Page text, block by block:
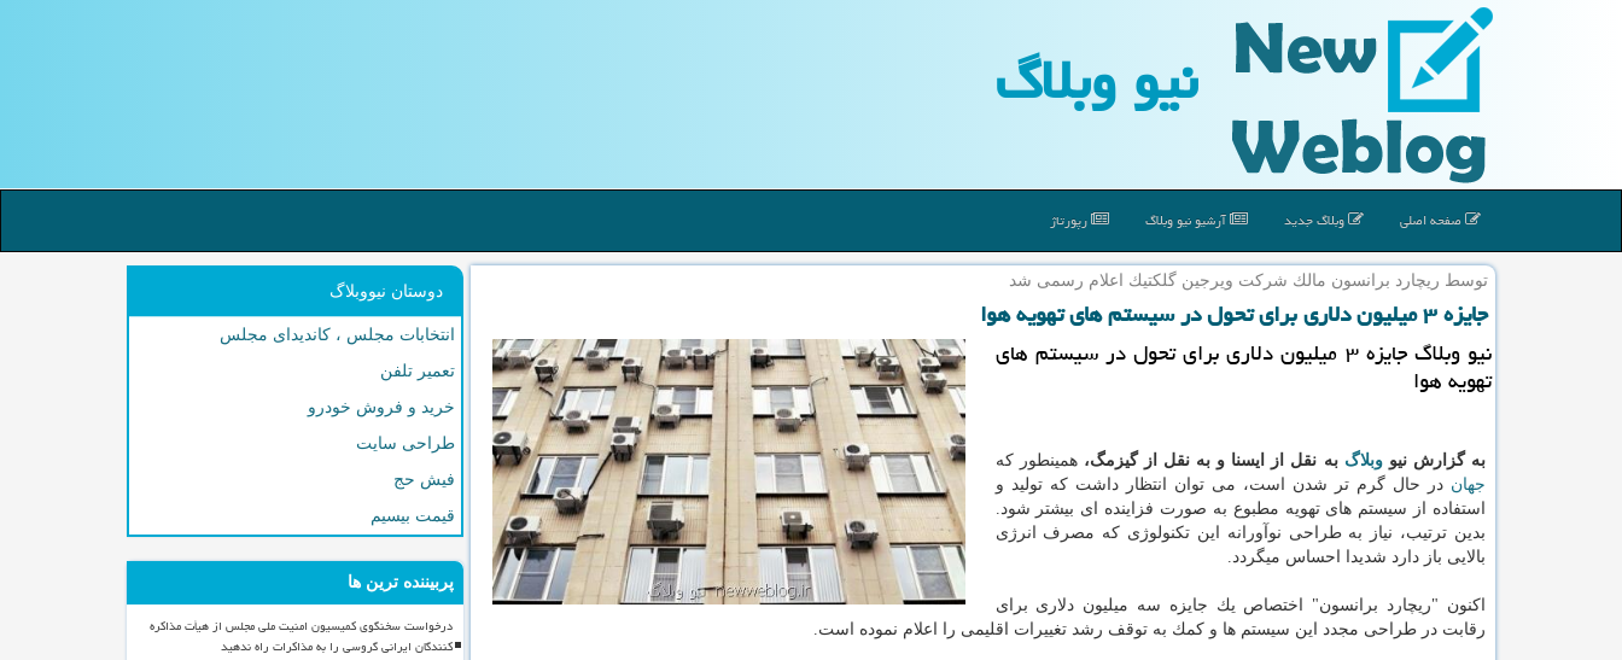
نیو وبلاگ
صفحه اصلی وبلاگ جدید آرشیو نیو وبلاگ رپورتاژ
توسط ریچارد برانسون مالك شركت ویرجین گلكتیك اعلام رسمی شد
جایزه ۳ میلیون دلاری برای تحول در سیستم های تهویه هوا
نیو وبلاگ جایزه ۳ میلیون دلاری برای تحول در سیستم های
تهویه هوا
به گزارش نیووبلاگ به نقل از ایسنا و به نقل از گیزمگ،همینطور كه
جهان در حال گرم تر شدن است، می توان انتظار داشت كه تولید و
استفاده از سیستم های تهویه مطبوع به صورت فزاینده ای بیشتر شود.
بدین ترتیب، نیاز به طراحی نوآورانه این تكنولوژی كه مصرف انرژی
بالایی باز دارد شدیدا احساس میگردد.
اكنون "ریچارد برانسون" اختصاص یك جایزه سه میلیون دلاری برای
رقابت در طراحی مجدد این سیستم ها و كمك به توقف رشد تغییرات اقلیمی را اعلام نموده است.
دوستان نیووبلاگ
انتخابات مجلس ، کاندیدای مجلس
تعمیر تلفن
خرید و فروش خودرو
طراحی سایت
فیش حج
قیمت بیسیم
پربیننده ترین ها
درخواست سخنگوی کمیسیون امنیت ملی مجلس از هیأت مذاکره
کنندگان ایرانی گروسی را به مذاکرات راه ندهید